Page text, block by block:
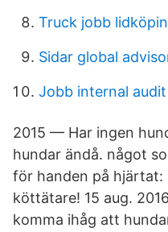
Truck jobb
Sidar global
Jobb internal audit
2015 — Har ingen
hundar ändå. något
för handen på hjärtat:
köttätare! 15 aug.
komma ihåg att